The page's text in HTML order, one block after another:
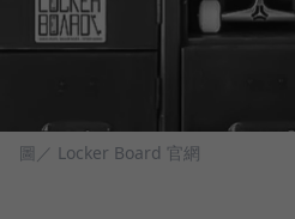
圖／ Locker Board 官網